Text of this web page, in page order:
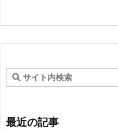
最近の記事